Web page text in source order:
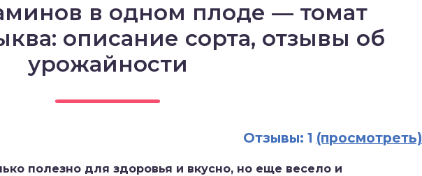
в одном плоде — томат
описание сорта, отзывы об
урожайности
Отзывы: 1 (просмотреть)
полезно для здоровья и вкусно, но еще весело и